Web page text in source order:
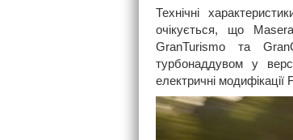
Технічні
очікується, що
GranTurismo та
турбонаддувом у
електричні